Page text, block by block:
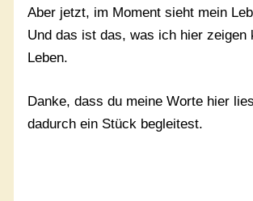
Aber jetzt, im Moment sieht mein
Und das ist das, was ich hier zeigen
Leben.
Danke, dass du meine Worte hier
dadurch ein Stück begleitest.